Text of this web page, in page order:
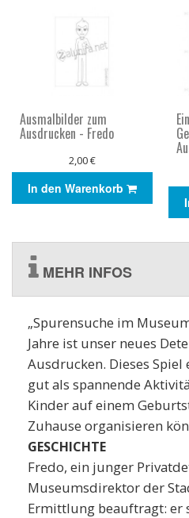
Ausmalbilder zum
Ausdrucken - Fredo
2,00 €
In den Warenkorb
MEHR INFOS
„Spurensuche im
Jahre ist unser neues
Ausdrucken. Dieses
gut als spannende
Kinder auf einem
Zuhause organisieren
GESCHICHTE
Fredo, ein junger
Museumsdirektor der
Ermittlung beauftragt: er